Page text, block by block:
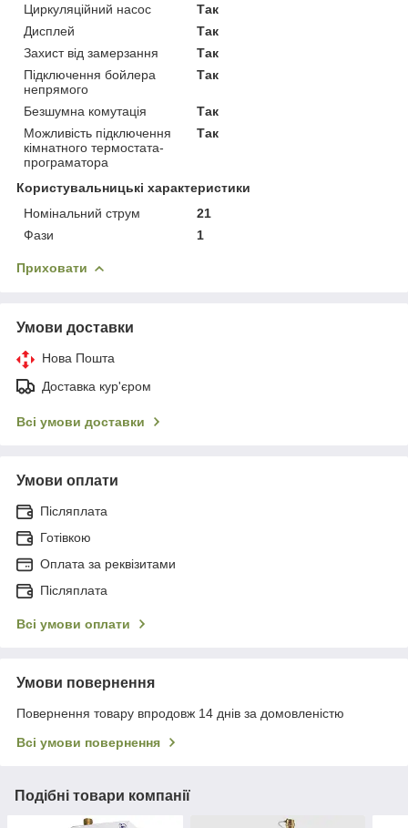
Циркуляційний насос
Так
Дисплей
Так
Захист від замерзання
Так
Підключення бойлера
непрямого
Так
Безшумна комутація
Так
Можливість підключення
кімнатного термостата-
програматора
Так
Користувальницькі характеристики
Номінальний струм
21
Фази
1
Приховати
Умови доставки
Нова Пошта
Доставка кур'єром
Всі умови доставки
Умови оплати
Післяплата
Готівкою
Оплата за реквізитами
Післяплата
Всі умови оплати
Умови повернення
Повернення товару впродовж 14 днів за домовленістю
Всі умови повернення
Подібні товари компанії